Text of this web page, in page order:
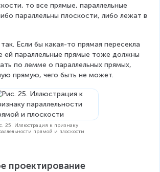
то все прямые, параллельные
параллельны плоскости, либо лежат в
Если бы какая-то прямая пересекла
ей параллельные прямые тоже должны
по лемме о параллельных прямых,
прямую, чего быть не может.
25. Иллюстрация к признаку
прямой и плоскости
проектирование